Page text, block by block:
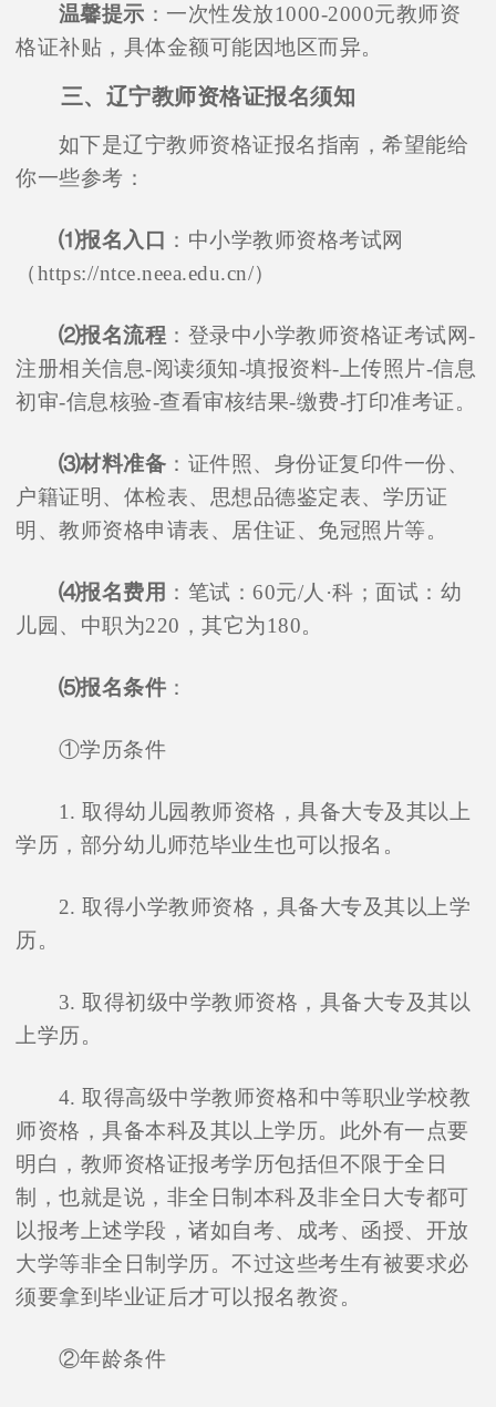
温馨提示 ：一次性发放1000-2000元教师资
格证补贴，具体金额可能因地区而异。
三、辽宁教师资格证报名须知
如下是辽宁教师资格证报名指南，希望能给
你一些参考：
⑴报名入口 ：中小学教师资格考试网
（https://ntce.neea.edu.cn/）
⑵报名流程 ：登录中小学教师资格证考试网-
注册相关信息-阅读须知-填报资料-上传照片-信息
初审-信息核验-查看审核结果-缴费-打印准考证。
⑶材料准备 ：证件照、身份证复印件一份、
户籍证明、体检表、思想品德鉴定表、学历证
明、教师资格申请表、居住证、免冠照片等。
⑷报名费用 ：笔试：60元/人·科；面试：幼
儿园、中职为220，其它为180。
⑸报名条件 ：
①学历条件
1. 取得幼儿园教师资格，具备大专及其以上
学历，部分幼儿师范毕业生也可以报名。
2. 取得小学教师资格，具备大专及其以上学
历。
3. 取得初级中学教师资格，具备大专及其以
上学历。
4. 取得高级中学教师资格和中等职业学校教
师资格，具备本科及其以上学历。此外有一点要
明白，教师资格证报考学历包括但不限于全日
制，也就是说，非全日制本科及非全日大专都可
以报考上述学段，诸如自考、成考、函授、开放
大学等非全日制学历。不过这些考生有被要求必
须要拿到毕业证后才可以报名教资。
②年龄条件